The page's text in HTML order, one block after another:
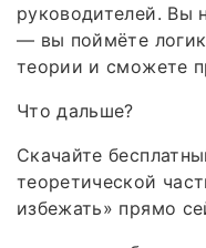
руководителей. Вы
— вы поймёте
теории и сможете
Что дальше?
Скачайте
теоретической
избежать» прямо